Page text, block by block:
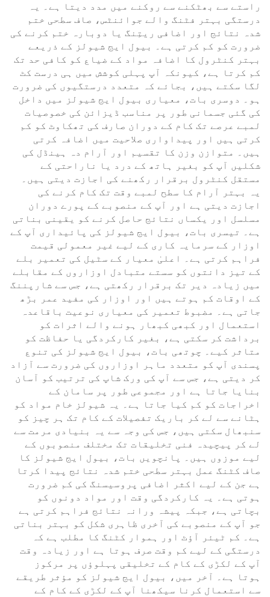
راستے سے بھٹکنے سے روکنے میں مدد دیتا ہے۔ یہ
درستگی بہتر فٹنگ والے جوائنٹس، صاف سطحی ختم
شدہ نتائج اور اضافی ریتِنگ یا دوبارہ ختم کرنے کی
ضرورت کو کم کرتی ہے۔ بیول ایج شیولز کے ذریعے
بہتر کنٹرول کا اضافہ مواد کے ضیاع کو کافی حد تک
کم کرتا ہے، کیونکہ آپ پہلی کوشش میں ہی درست کٹ
لگا سکتے ہیں، بجائے کہ متعدد درستگیوں کی ضرورت
ہو۔ دوسری بات، معیاری بیول ایج شیولز میں داخل
کی گئی جسمانی طور پر مناسب ڈیزائن کی خصوصیات
لمبے عرصے تک کام کے دوران صارف کی تھکاوٹ کو کم
کرتی ہیں اور پیداواری صلاحیت میں اضافہ کرتی
ہیں۔ متوازن وزن کا تقسیم اور آرام دہ ہینڈل کی
شکلیں آپ کو بغیر ہاتھ کے درد یا ناراحتی کے
مستقل کنٹرول برقرار رکھنے کی اجازت دیتی ہیں۔
یہ بہتر آرام کا سطح لمبے وقت تک کام کرنے کی
اجازت دیتی ہے اور آپ کے منصوبے کے پورے دوران
مسلسل اور یکساں نتائج حاصل کرنے کو یقینی بناتی
ہے۔ تیسری بات، بیول ایج شیولز کی پائیداری آپ کے
اوزار کے سرمایہ کاری کے لیے غیر معمولی قیمت
فراہم کرتی ہے۔ اعلیٰ معیار کے سٹیل کی تعمیر بلے
کے تیز دانتوں کو سستے متبادل اوزاروں کے مقابلے
میں زیادہ دیر تک برقرار رکھتی ہے، جس سے شارپننگ
کے اوقات کم ہوتے ہیں اور اوزار کی مفید عمر بڑھ
جاتی ہے۔ مضبوط تعمیر کی معیاری نوعیت باقاعدہ
استعمال اور کبھی کبھار ہونے والے اثرات کو
برداشت کر سکتی ہے، بغیر کارکردگی یا حفاظت کو
متاثر کیے۔ چوتھی بات، بیول ایج شیولز کی تنوع
پسندی آپ کو متعدد ماہر اوزاروں کی ضرورت سے آزاد
کر دیتی ہے، جس سے آپ کی ورک شاپ کی ترتیب کو آسان
بنایا جاتا ہے اور مجموعی طور پر سامان کے
اخراجات کو کم کیا جاتا ہے۔ یہ شیولز خام مواد کو
ہٹانے سے لے کر باریک تفصیلات کے کام تک ہر چیز کو
سنبھال سکتی ہیں، جس کی وجہ سے یہ بنیادی مرمت سے
لے کر پیچیدہ فنی تخلیقات تک مختلف منصوبوں کے
لیے موزوں ہیں۔ پانچویں بات، بیول ایج شیولز کا
صاف کٹنگ عمل بہتر سطحی ختم شدہ نتائج پیدا کرتا
ہے جن کے لیے اکثر اضافی پروسیسنگ کی کم ضرورت
ہوتی ہے۔ یہ کارکردگی وقت اور مواد دونوں کو
بچاتی ہے، جبکہ پیشہ ورانہ نتائج فراہم کرتی ہے
جو آپ کے منصوبے کی آخری ظاہری شکل کو بہتر بناتی
ہے۔ کم ٹیئر آؤٹ اور ہموار کٹنگ کا مطلب ہے کہ
درستگی کے لیے کم وقت صرف ہوتا ہے اور زیادہ وقت
آپ کے لکڑی کے کام کے تخلیقی پہلوؤں پر مرکوز
ہوتا ہے۔ آخر میں، بیول ایج شیولز کو مؤثر طریقے
سے استعمال کرنا سیکھنا آپ کے لکڑی کے کام کے